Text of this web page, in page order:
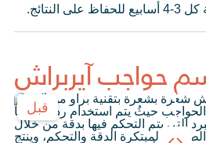
حواجب آيربراش
قبل